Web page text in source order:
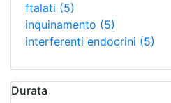
ftalati (5)
inquinamento (5)
interferenti endocrini (5)
Durata